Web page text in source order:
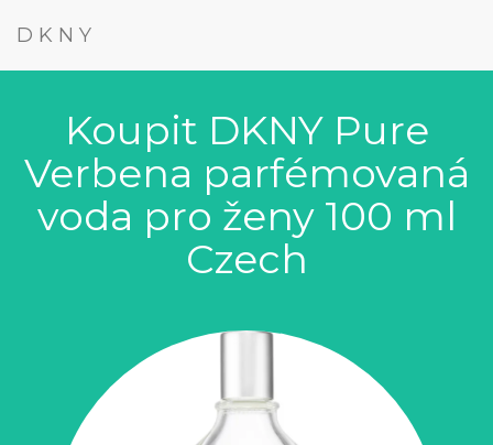
DKNY
Koupit DKNY Pure
Verbena parfémovaná
voda pro ženy 100 ml
Czech